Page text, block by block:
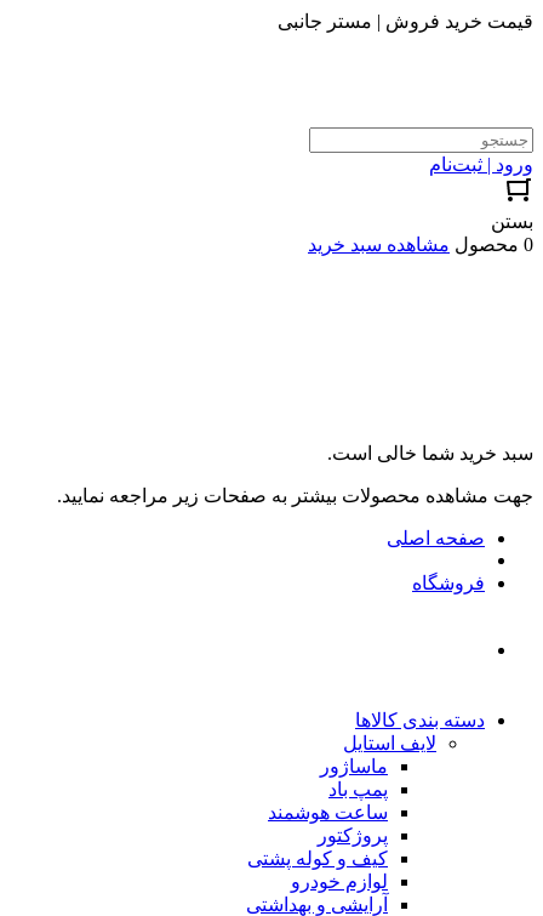
قیمت خرید فروش | مستر جانبی
ورود | ثبت‌نام
بستن
0 محصول
مشاهده سبد خرید
سبد خرید شما خالی است.
جهت مشاهده محصولات بیشتر به صفحات زیر مراجعه نمایید.
صفحه اصلی
فروشگاه
دسته بندی کالاها
لایف استایل
ماساژور
پمپ باد
ساعت هوشمند
پروژکتور
کیف و کوله پشتی
لوازم خودرو
آرایشی و بهداشتی